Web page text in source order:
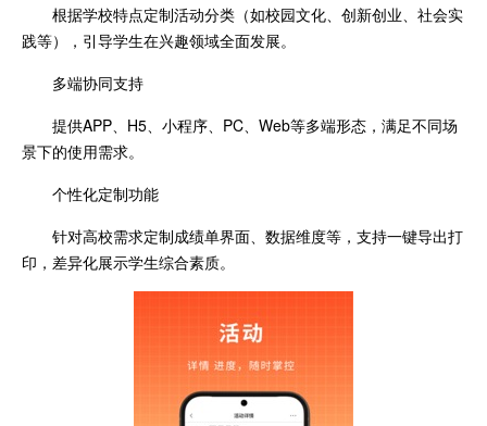
根据学校特点定制活动分类（如校园文化、创新创业、社会实
践等），引导学生在兴趣领域全面发展。
多端协同支持
提供APP、H5、小程序、PC、Web等多端形态，满足不同场
景下的使用需求。
个性化定制功能
针对高校需求定制成绩单界面、数据维度等，支持一键导出打
印，差异化展示学生综合素质。